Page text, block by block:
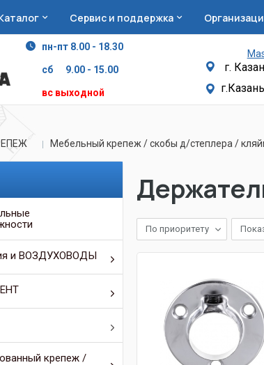
Сервис и поддержка
пн-пт 8.00 - 18.30
сб 9.00 - 15.00
вс выходной
г.
Мебельный крепеж / скобы д/степлера /
и ВОЗДУХОВОДЫ
крепеж /
По приоритету